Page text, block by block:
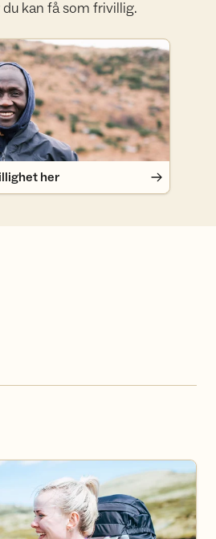
kan få som frivillig.
her
her